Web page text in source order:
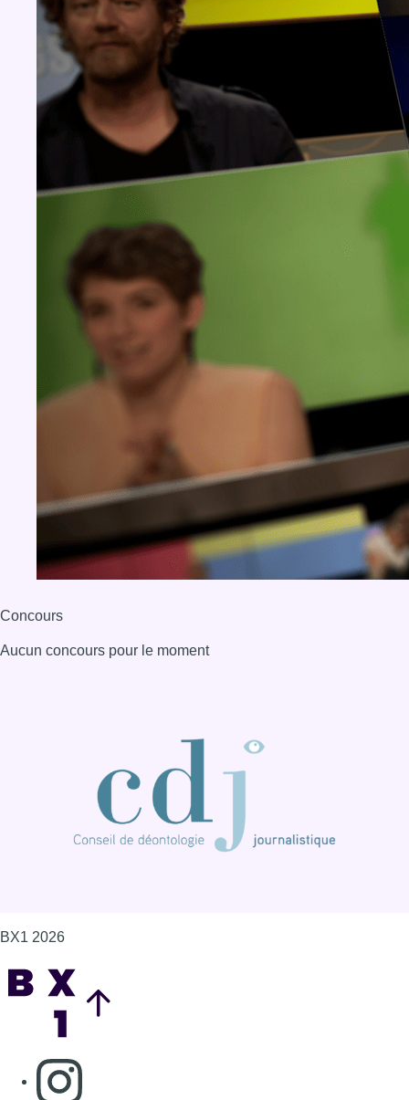
Concours
Aucun concours pour le moment
BX1 2026
Consulter page Instagram